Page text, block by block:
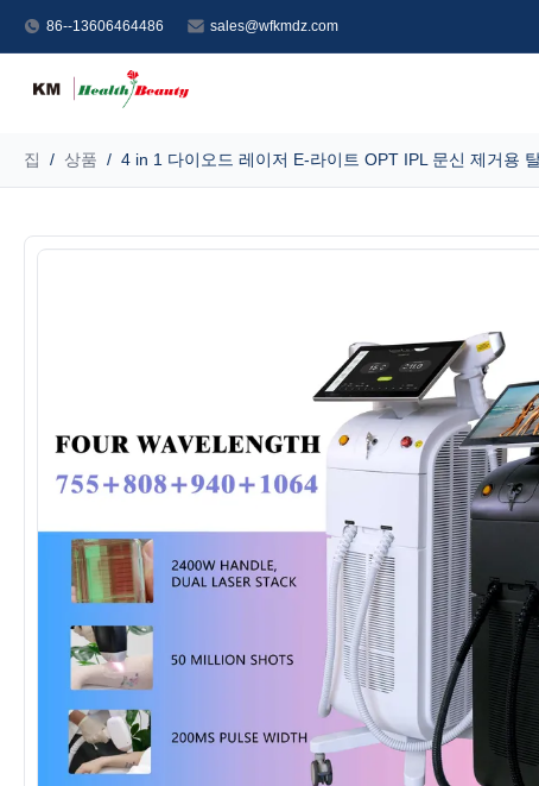
86--13606464486 sales@wfkmdz.com
집 / 상품 / 4 in 1 다이오드 레이저 E-라이트 OPT IPL 문신 제거용